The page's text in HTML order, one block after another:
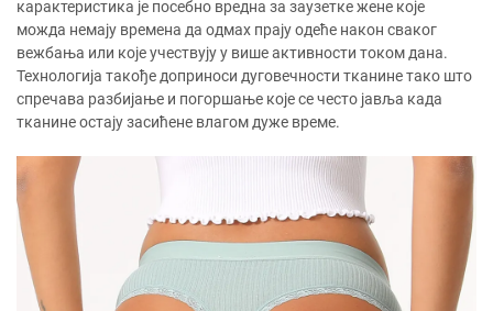
карактеристика је посебно вредна за заузетке жене које
можда немају времена да одмах прају одеће након сваког
вежбања или које учествују у више активности током дана.
Технологија такође доприноси дуговечности тканине тако што
спречава разбијање и погоршање које се често јавља када
тканине остају засићене влагом дуже време.